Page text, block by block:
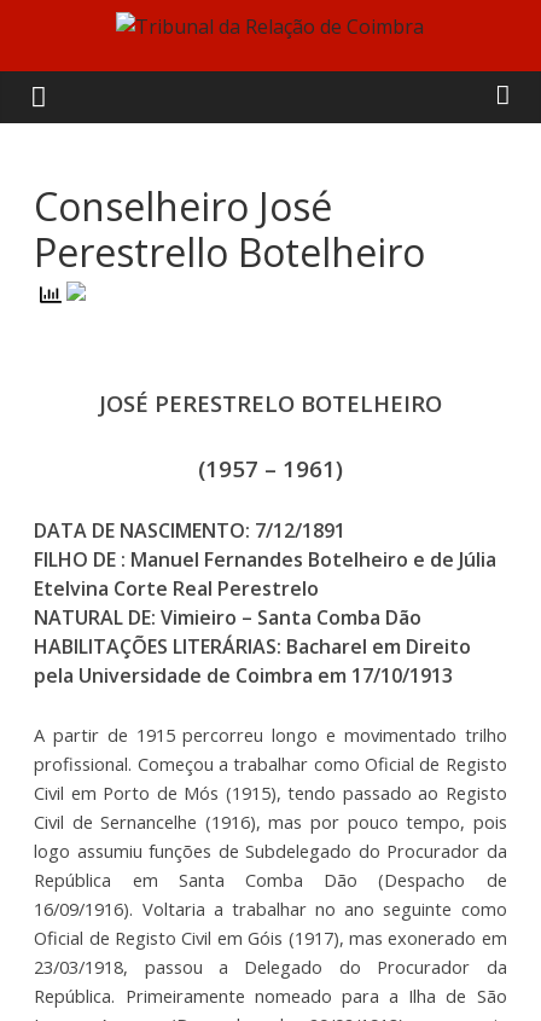
content
Tribunal
da
Relação
de
Conselheiro José
Perestrello Botelheiro
JOSÉ PERESTRELO BOTELHEIRO
(1957 – 1961)
DATA DE NASCIMENTO: 7/12/1891
FILHO DE : Manuel Fernandes Botelheiro e de Júlia
Etelvina Corte Real Perestrelo
NATURAL DE: Vimieiro – Santa Comba Dão
HABILITAÇÕES LITERÁRIAS: Bacharel em Direito
pela Universidade de Coimbra em 17/10/1913
A partir de 1915 percorreu longo e movimentado trilho
profissional. Começou a trabalhar como Oficial de Registo
Civil em Porto de Mós (1915), tendo passado ao Registo
Civil de Sernancelhe (1916), mas por pouco tempo, pois
logo assumiu funções de Subdelegado do Procurador da
República em Santa Comba Dão (Despacho de
16/09/1916). Voltaria a trabalhar no ano seguinte como
Oficial de Registo Civil em Góis (1917), mas exonerado em
23/03/1918, passou a Delegado do Procurador da
República. Primeiramente nomeado para a Ilha de São